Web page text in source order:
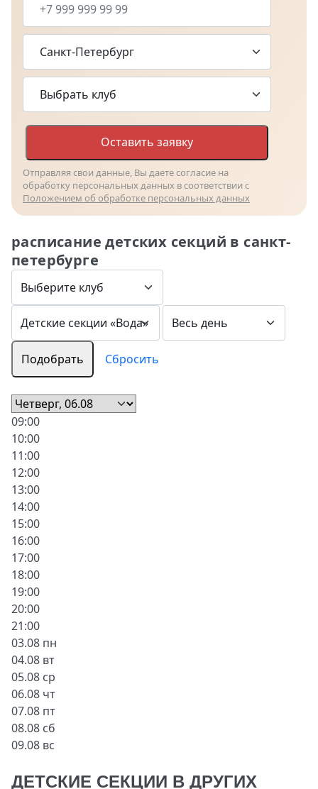
Оставить заявку
Отправляя свои данные, Вы даете согласие на
обработку персональных данных в соответствии с
Положением об обработке персональных данных
расписание детских секций в санкт-
петербурге
Подобрать Сбросить
09:00
10:00
11:00
12:00
13:00
14:00
15:00
16:00
17:00
18:00
19:00
20:00
21:00
03.08 пн
04.08 вт
05.08 ср
06.08 чт
07.08 пт
08.08 сб
09.08 вс
ДЕТСКИЕ СЕКЦИИ В ДРУГИХ